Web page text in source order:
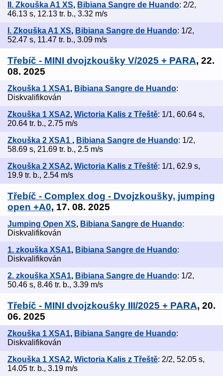
II. Zkouška A1 XS, Bibiana Sangre de Huando: 2/2,
46.13 s, 12.13 tr. b., 3.32 m/s
I. Zkouška A1 XS, Bibiana Sangre de Huando: 1/2,
52.47 s, 11.47 tr. b., 3.09 m/s
Třebíč - MINI dvojzkoušky V/2025 + PARA, 22.
08. 2025
Zkouška 1 XSA1, Bibiana Sangre de Huando:
Diskvalifikován
Zkouška 1 XSA2, Wictoria Kalis z Třeště: 1/1, 60.64 s,
20.64 tr. b., 2.75 m/s
Zkouška 2 XSA1 , Bibiana Sangre de Huando: 1/2,
58.69 s, 21.69 tr. b., 2.5 m/s
Zkouška 2 XSA2, Wictoria Kalis z Třeště: 1/1, 62.9 s,
19.9 tr. b., 2.54 m/s
Třebíč - Complex dog - Dvojzkoušky, jumping
open +A0, 17. 08. 2025
Jumping Open XS, Bibiana Sangre de Huando:
Diskvalifikován
1. zkouška XSA1, Bibiana Sangre de Huando:
Diskvalifikován
2. zkouška XSA1, Bibiana Sangre de Huando: 1/2,
50.46 s, 8.46 tr. b., 3.39 m/s
Třebíč - MINI dvojzkoušky III/2025 + PARA, 20.
06. 2025
Zkouška 1 XSA1, Bibiana Sangre de Huando:
Diskvalifikován
Zkouška 1 XSA2, Wictoria Kalis z Třeště: 2/2, 52.05 s,
14.05 tr. b., 3.19 m/s